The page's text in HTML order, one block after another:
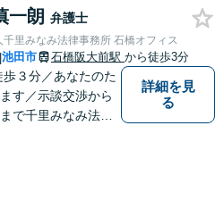
一朗 弁護士
千里みなみ法律事務所 石橋オフィス
|池田市 石橋阪大前駅 から徒歩3分
３分／あなたのた
す／示談交渉から
で千里みなみ法律
詳細を見
る